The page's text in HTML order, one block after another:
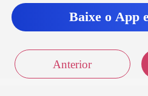
Baixe o App
Anterior